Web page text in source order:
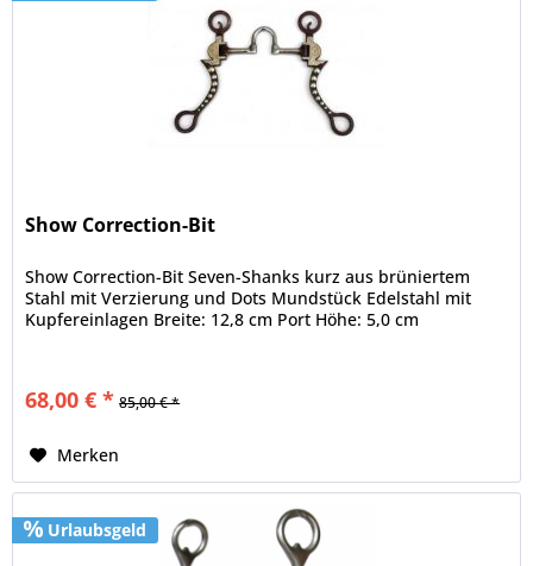
Show Correction-Bit
Show Correction-Bit Seven-Shanks kurz aus brüniertem
Stahl mit Verzierung und Dots Mundstück Edelstahl mit
Kupfereinlagen Breite: 12,8 cm Port Höhe: 5,0 cm
68,00 € * 85,00 € *
Merken
Urlaubsgeld